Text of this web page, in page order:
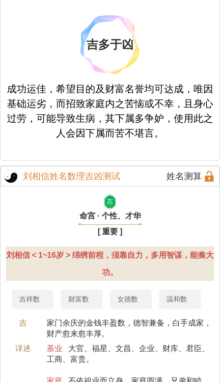
吉多于凶
成功运佳，希望目的及财富名誉均可达成，唯因
基础运劣，而招致家庭内之苦恼或不幸，且身心
过劳，可能导致生病，其下属多争妒，使用此之
人会因下属而苦不堪言。
刘相信姓名数理吉凶测试 姓名测算
吉
命宫 · 个性、才华
[ 重要 ]
刘相信 < 1~16岁 > 绵绣前程，须靠自力，多用智谋，能奏大
功。
吉祥数 财富数 女德数 温和数
吉
家门余庆的金钱丰盈数，德智兼备，白手成家，
财产愈来愈丰厚。
详述
基业
大官、福星、文昌、企业、财库、君臣、
工商、富贵。